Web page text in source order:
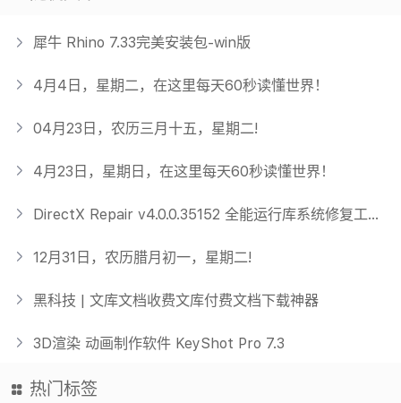
犀牛 Rhino 7.33完美安装包-win版
4月4日，星期二，在这里每天60秒读懂世界！
04月23日，农历三月十五，星期二!
4月23日，星期日，在这里每天60秒读懂世界！
DirectX Repair v4.0.0.35152 全能运行库系统修复工具增强版
12月31日，农历腊月初一，星期二!
黑科技 | 文库文档收费文库付费文档下载神器
3D渲染 动画制作软件 KeyShot Pro 7.3
热门标签